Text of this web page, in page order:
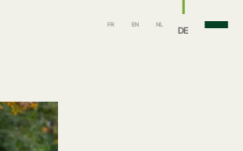
FR EN NL
DE